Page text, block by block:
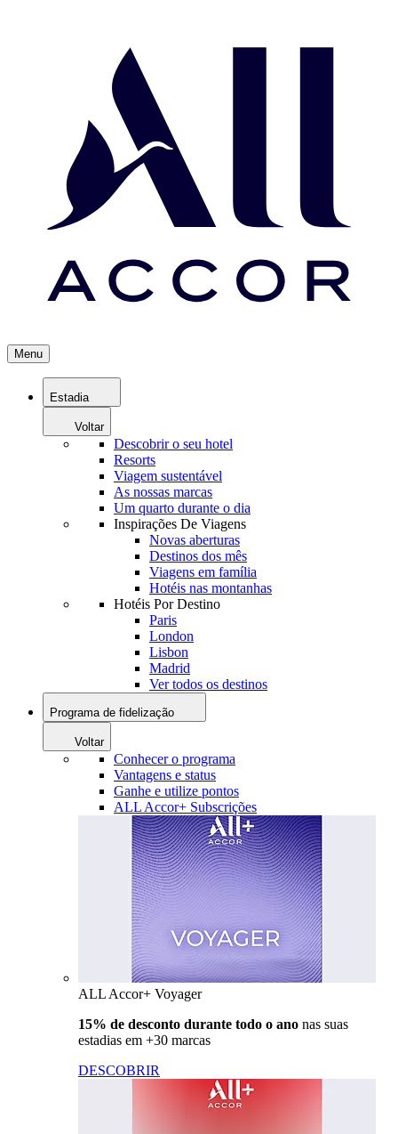
Menu
Estadia
Voltar
Descobrir o seu hotel
Resorts
Viagem sustentável
As nossas marcas
Um quarto durante o dia
Inspirações De Viagens
Novas aberturas
Destinos dos mês
Viagens em família
Hotéis nas montanhas
Hotéis Por Destino
Paris
London
Lisbon
Madrid
Ver todos os destinos
Programa de fidelização
Voltar
Conhecer o programa
Vantagens e status
Ganhe e utilize pontos
ALL Accor+ Subscrições
ALL Accor+ Voyager
15% de desconto durante todo o ano nas suas
estadias em +30 marcas
DESCOBRIR